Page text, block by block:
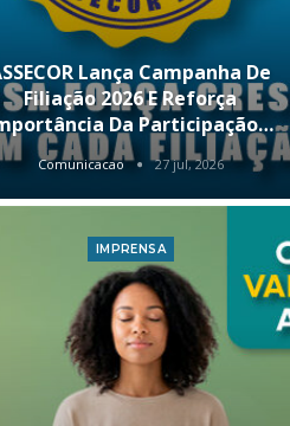
Lança Campanha De
Filiação 2026 E Reforça
Da Participação…
Comunicacao 27 jul, 2026
IMPRENSA